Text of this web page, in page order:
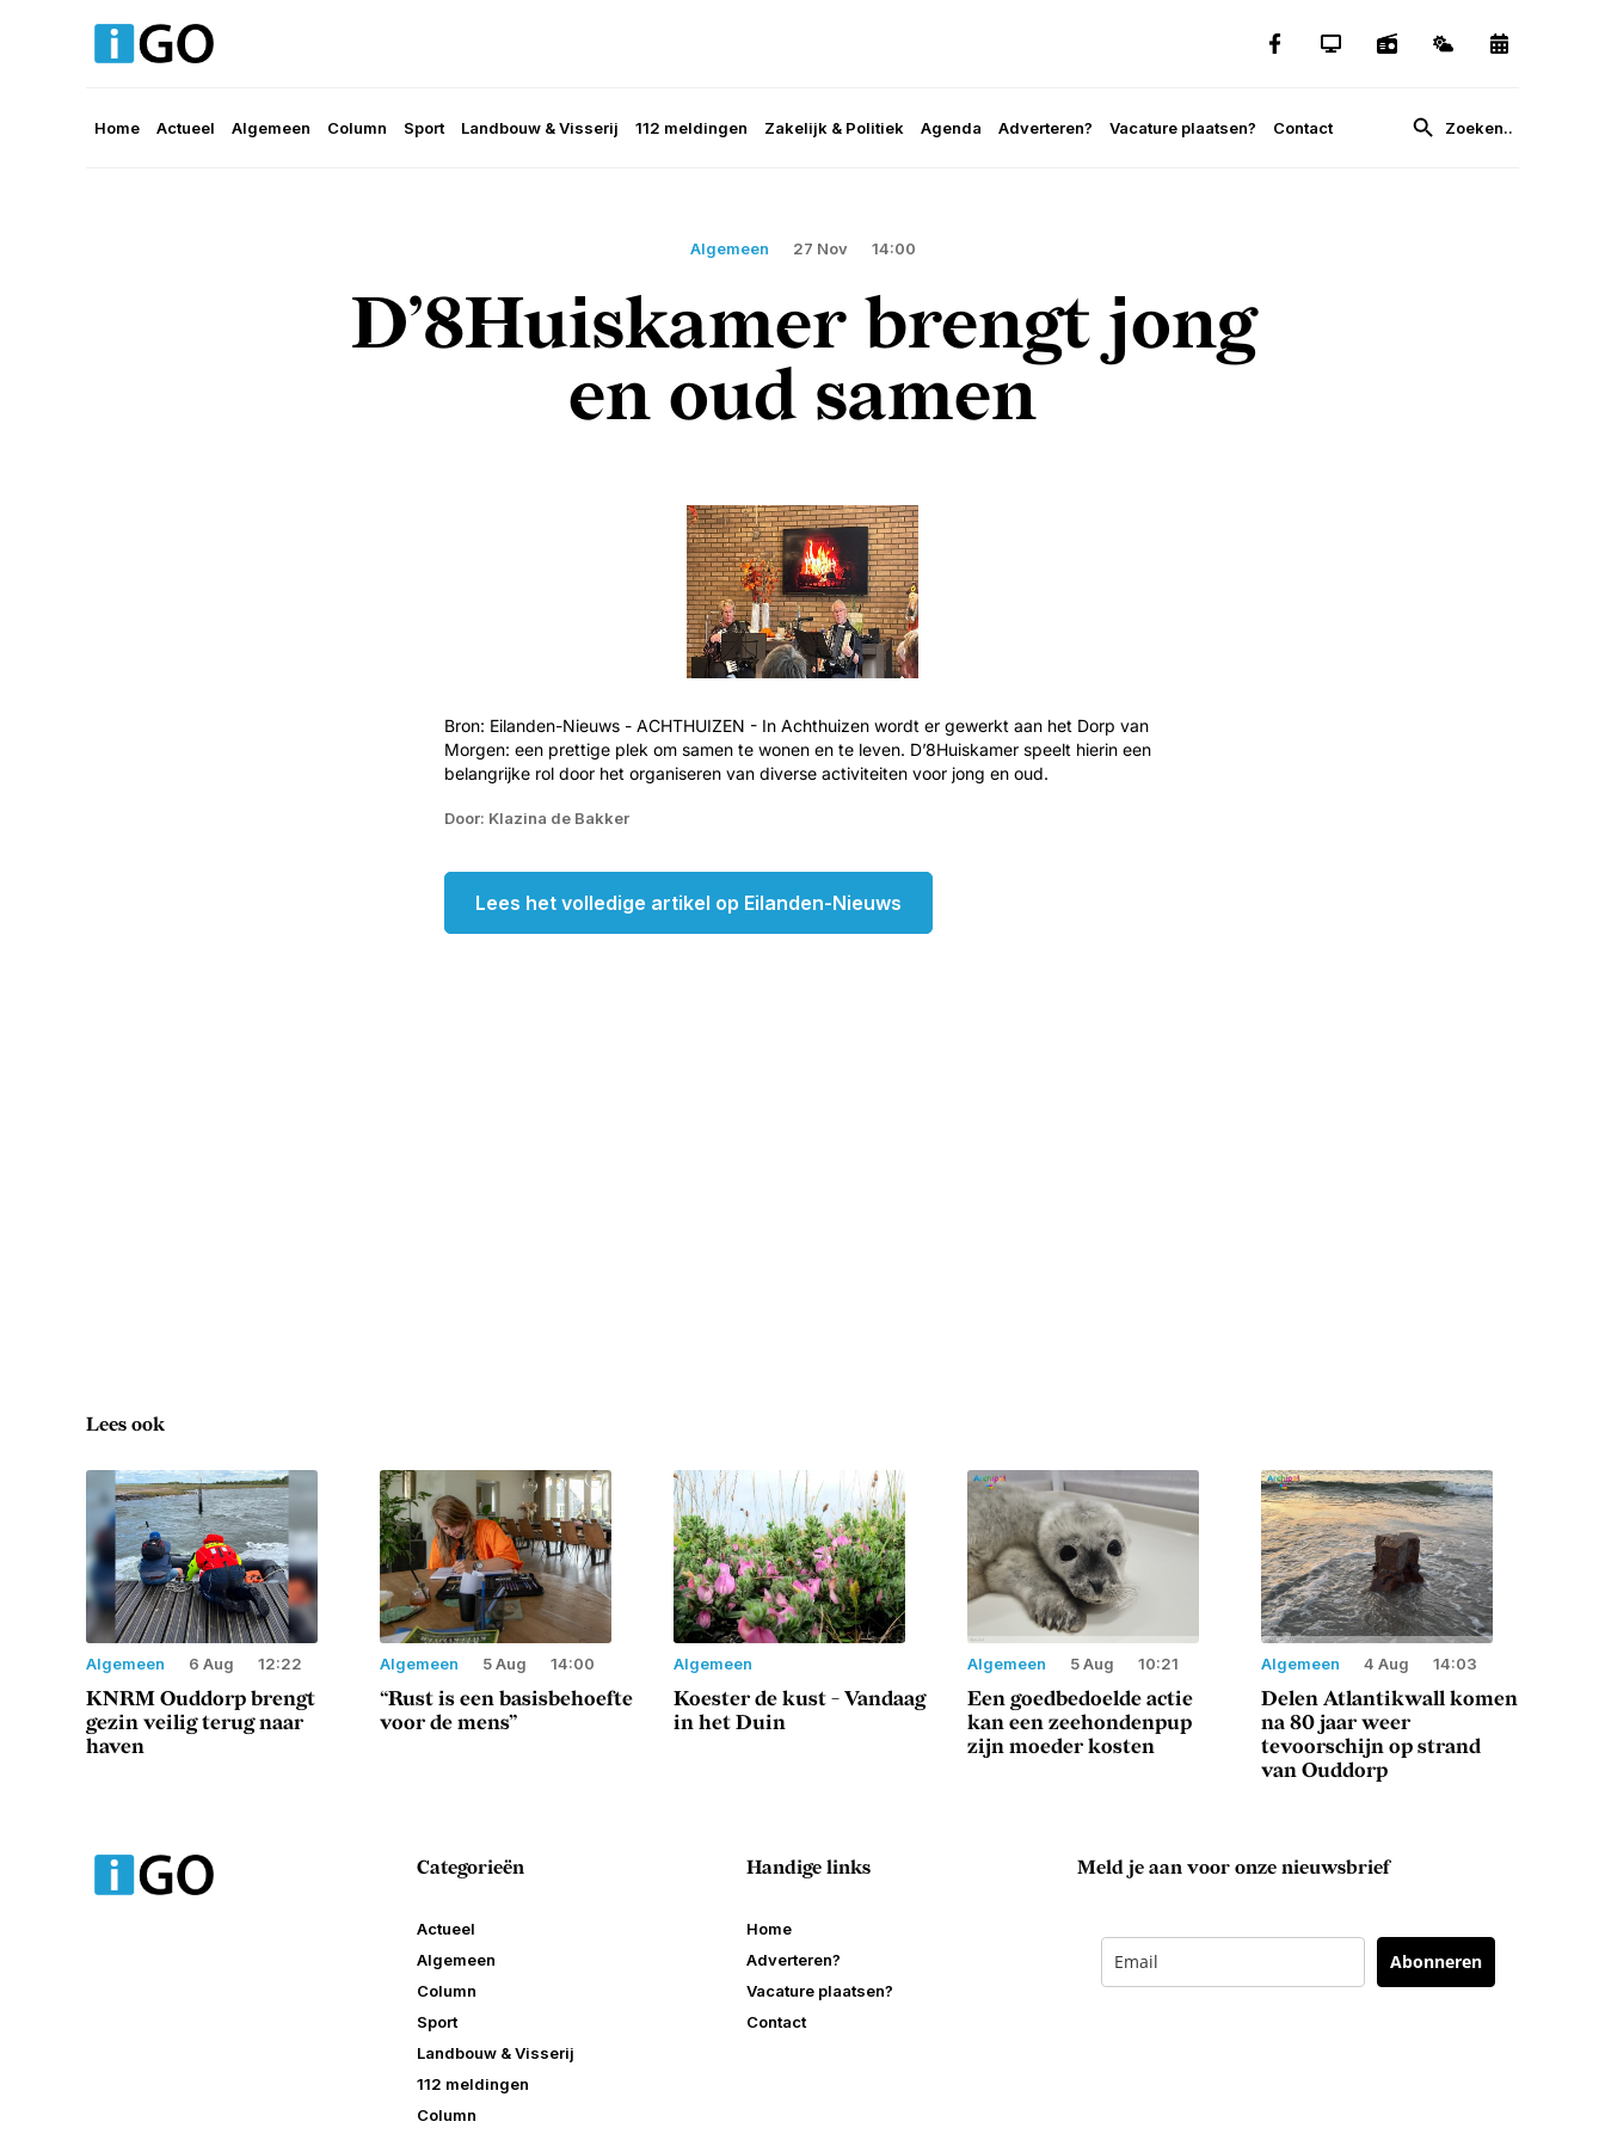
Home Actueel Algemeen Column Sport Landbouw & Visserij 112 meldingen Zakelijk & Politiek Agenda Adverteren? Vacature plaatsen? Contact
Algemeen 27 Nov 14:00
D’8Huiskamer brengt jong
en oud samen
Bron: Eilanden-Nieuws - ACHTHUIZEN - In Achthuizen wordt er gewerkt aan het Dorp van
Morgen: een prettige plek om samen te wonen en te leven. D’8Huiskamer speelt hierin een
belangrijke rol door het organiseren van diverse activiteiten voor jong en oud.
Door: Klazina de Bakker
Lees het volledige artikel op Eilanden-Nieuws
Lees ook
Algemeen 6 Aug 12:22
KNRM Ouddorp brengt
gezin veilig terug naar
haven
Algemeen 5 Aug 14:00
“Rust is een basisbehoefte
voor de mens”
Algemeen
Koester de kust - Vandaag
in het Duin
Algemeen 5 Aug 10:21
Een goedbedoelde actie
kan een zeehondenpup
zijn moeder kosten
Algemeen 4 Aug 14:03
Delen Atlantikwall komen
na 80 jaar weer
tevoorschijn op strand
van Ouddorp
Categorieën
Actueel
Algemeen
Column
Sport
Landbouw & Visserij
112 meldingen
Column
Handige links
Home
Adverteren?
Vacature plaatsen?
Contact
Meld je aan voor onze nieuwsbrief
Abonneren